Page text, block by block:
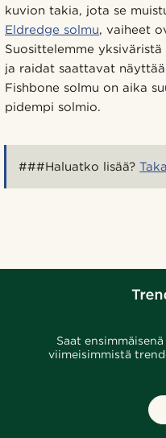
kuvion takia, jota se
Eldredge solmu, vaiheet
Suosittelemme
ja raidat saattavat
Fishbone solmu on aika
pidempi solmio.
###Haluatko lisää?
Saat
viimeisimmistä